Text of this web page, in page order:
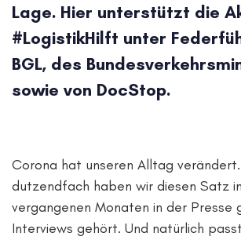
Lage. Hier unterstützt die
#LogistikHilft unter
BGL, des
sowie von DocStop.
Corona hat unseren Alltag verändert.
dutzendfach haben wir diesen Satz
vergangenen Monaten in der Presse
Interviews gehört. Und natürlich